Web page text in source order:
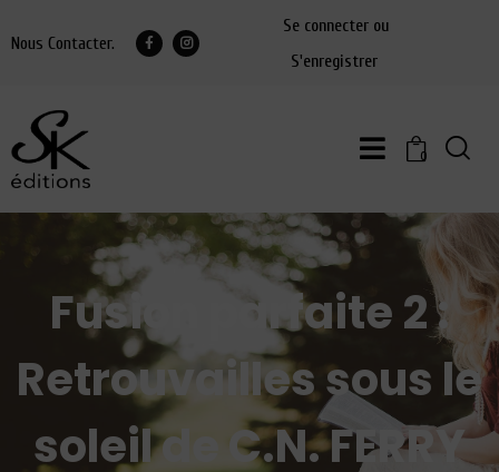
Nous Contacter.
Se connecter ou
S'enregistrer
0
Fusion parfaite 2 :
Retrouvailles sous le
soleil de C.N. FERRY